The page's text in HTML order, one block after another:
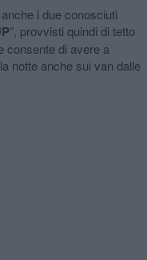
i due conosciuti
”, provvisti quindi di tetto
consente di avere a
notte anche sui van dalle